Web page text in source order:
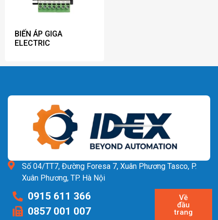
BIẾN ÁP GIGA
ELECTRIC
Số 04/TT7, Đường Foresa 7, Xuân Phương Tasco, P.
Xuân Phương, TP. Hà Nội
0915 611 366
0857 001 007
Về
đầu
trang